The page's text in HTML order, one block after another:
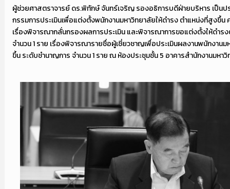
ผู้ช่วยศาสตราจารย์ ดร.พิทักษ์ จันทร์เจริญ รองอธิการบดีฝ่ายบริหาร เป็นป
กรรมการประเมินเพื่อแต่งตั้งพนักงานมหาวิทยาลัยให้ดำรง ตำแหน่งที่สูงขึ้น
เรื่องพิจารณากลั่นกรองผลการประเมิน และพิจารณาการขอแต่งตั้งให้ดำร
จำนวน 1 ราย เรื่องพิจารณารายชื่อผู้เชี่ยวชาญเพื่อประเมินผลงานพนักงาน
ขึ้น ระดับชำนาญการ จำนวน 1 ราย ณ ห้องประชุมชั้น 5 อาคารสำนักงานมหา